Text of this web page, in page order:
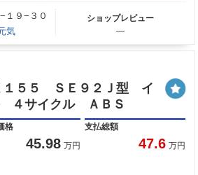
１９−３０
気
ショップレビュー
―
１５５ ＳＥ９２Ｊ型 イ
４サイクル ＡＢＳ
格
45.98 万円
支払総額
47.6 万円